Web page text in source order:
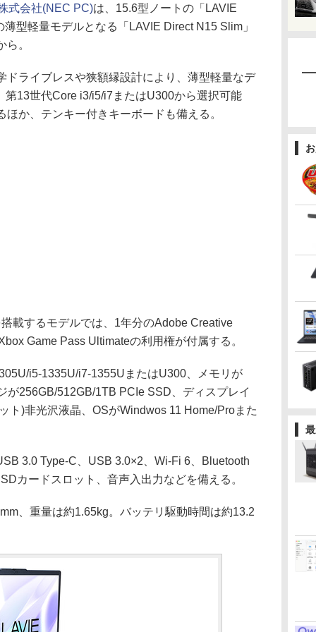
式会社(NEC PC)は、15.6型ノートの「LAVIE
型軽量モデルとなる「LAVIE Direct N15 Slim」
。
ライブレスや狭額縁設計により、薄型軽量なデ
第13世代Core i3/i5/i7またはU300から選択可能
か、テンキー付きキーボードも備える。
載するモデルでは、1年分のAdobe Creative
Game Pass Ultimateの利用権が付属する。
i5-1335U/i7-1355UまたはU300、メモリが
が256GB/512GB/1TB PCIe SSD、ディスプレイ
ト)非光沢液晶、OSがWindwos 11 Home/Proまた
3.0 Type-C、USB 3.0×2、Wi-Fi 6、Bluetooth
カードスロット、音声入出力などを備える。
、重量は約1.65kg。バッテリ駆動時間は約13.2